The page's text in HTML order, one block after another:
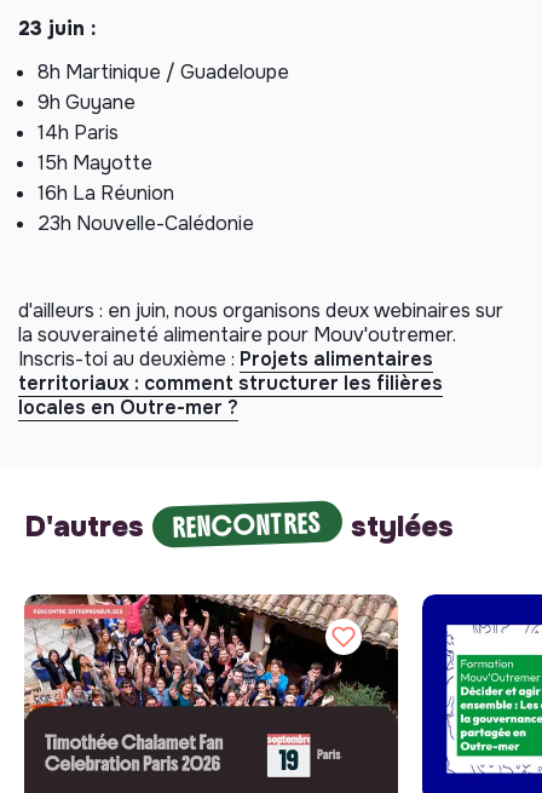
23 juin :
8h Martinique / Guadeloupe
9h Guyane
14h Paris
15h Mayotte
16h La Réunion
23h Nouvelle-Calédonie
d'ailleurs : en juin, nous organisons deux webinaires sur
la souveraineté alimentaire pour Mouv'outremer.
Inscris-toi au deuxième : Projets alimentaires
territoriaux : comment structurer les filières
locales en Outre-mer ?
D'autres RENCONTRES stylées